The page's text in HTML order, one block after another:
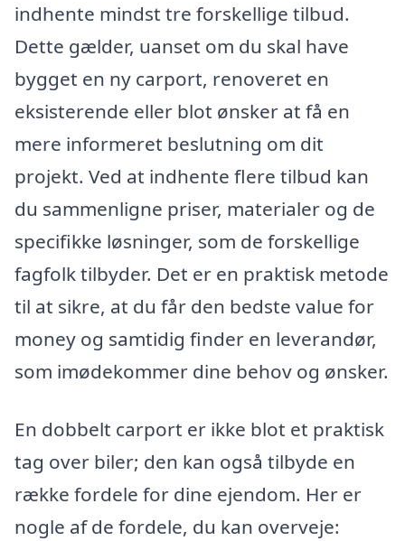
indhente mindst tre forskellige tilbud.
Dette gælder, uanset om du skal have
bygget en ny carport, renoveret en
eksisterende eller blot ønsker at få en
mere informeret beslutning om dit
projekt. Ved at indhente flere tilbud kan
du sammenligne priser, materialer og de
specifikke løsninger, som de forskellige
fagfolk tilbyder. Det er en praktisk metode
til at sikre, at du får den bedste value for
money og samtidig finder en leverandør,
som imødekommer dine behov og ønsker.
En dobbelt carport er ikke blot et praktisk
tag over biler; den kan også tilbyde en
række fordele for dine ejendom. Her er
nogle af de fordele, du kan overveje: